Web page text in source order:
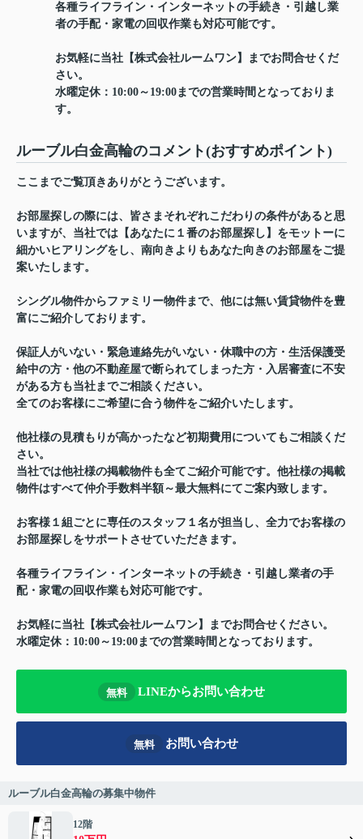
各種ライフライン・インターネットの手続き・引越し業
者の手配・家電の回収作業も対応可能です。
お気軽に当社【株式会社ルームワン】までお問合せくだ
さい。
水曜定休：10:00～19:00までの営業時間となっておりま
す。
ルーブル白金高輪のコメント(おすすめポイント)
ここまでご覧頂きありがとうございます。
お部屋探しの際には、皆さまそれぞれこだわりの条件があると思
いますが、当社では【あなたに１番のお部屋探し】をモットーに
細かいヒアリングをし、南向きよりもあなた向きのお部屋をご提
案いたします。
シングル物件からファミリー物件まで、他には無い賃貸物件を豊
富にご紹介しております。
保証人がいない・緊急連絡先がいない・休職中の方・生活保護受
給中の方・他の不動産屋で断られてしまった方・入居審査に不安
がある方も当社までご相談ください。
全てのお客様にご希望に合う物件をご紹介いたします。
他社様の見積もりが高かったなど初期費用についてもご相談くだ
さい。
当社では他社様の掲載物件も全てご紹介可能です。他社様の掲載
物件はすべて仲介手数料半額～最大無料にてご案内致します。
お客様１組ごとに専任のスタッフ１名が担当し、全力でお客様の
お部屋探しをサポートさせていただきます。
各種ライフライン・インターネットの手続き・引越し業者の手
配・家電の回収作業も対応可能です。
お気軽に当社【株式会社ルームワン】までお問合せください。
水曜定休：10:00～19:00までの営業時間となっております。
無料 LINEからお問い合わせ
無料 お問い合わせ
ルーブル白金高輪の募集中物件
12階